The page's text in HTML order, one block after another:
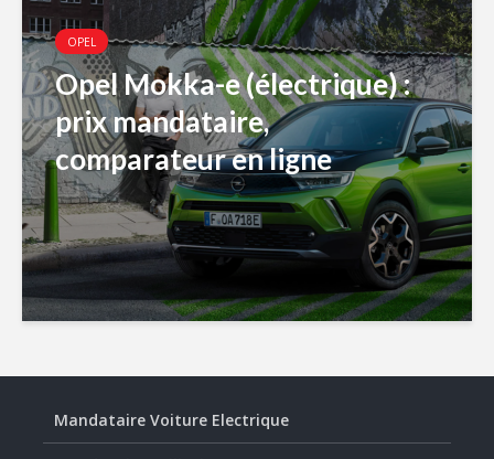
OPEL
Opel Mokka-e (électrique) :
prix mandataire,
comparateur en ligne
Mandataire Voiture Electrique